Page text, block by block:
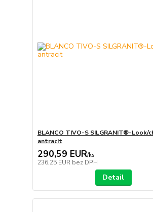
BLANCO TIVO-S SILGRANIT®-Look/
antracit
290,59 EUR/ks
236,25 EUR bez DPH
Detail